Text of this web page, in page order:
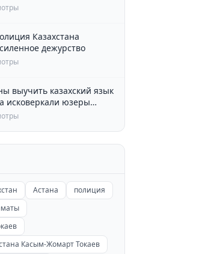
Казахстана
дежурство
выучить казахский язык
исковеркали юзеры
Астана
полиция
Касым-Жомарт Токаев